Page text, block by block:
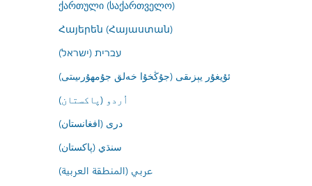
ქართული (საქართველო)
Հայերեն (Հայաստան)
עברית (ישראל)
ئۇيغۇر يېزىقى (جۇڭخۇا خەلق جۇمھۇرىيىتى)
اُردو (پاکستان)
درى (افغانستان)
سنڌي (پاکستان)
عربي (المنطقة العربية)